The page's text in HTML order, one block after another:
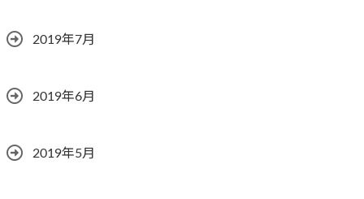
2019年7月
2019年6月
2019年5月